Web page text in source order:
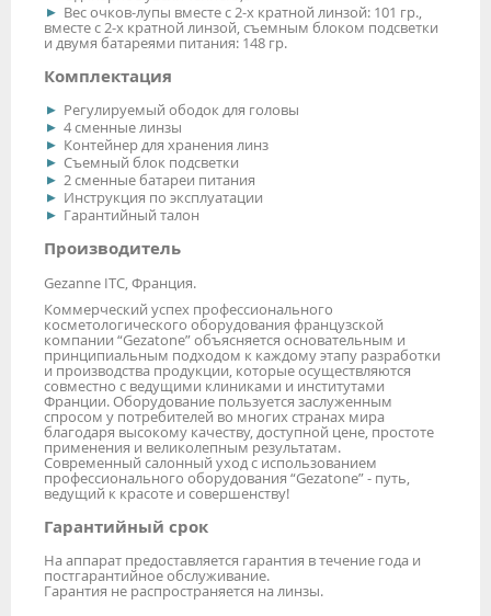
Вес очков-лупы вместе с 2-х кратной линзой: 101 гр.,
вместе с 2-х кратной линзой, съемным блоком подсветки
и двумя батареями питания: 148 гр.
Комплектация
Регулируемый ободок для головы
4 сменные линзы
Контейнер для хранения линз
Съемный блок подсветки
2 сменные батареи питания
Инструкция по эксплуатации
Гарантийный талон
Производитель
Gezanne ITC, Франция.
Коммерческий успех профессионального
косметологического оборудования французской
компании “Gezatone” объясняется основательным и
принципиальным подходом к каждому этапу разработки
и производства продукции, которые осуществляются
совместно с ведущими клиниками и институтами
Франции. Оборудование пользуется заслуженным
спросом у потребителей во многих странах мира
благодаря высокому качеству, доступной цене, простоте
применения и великолепным результатам.
Современный салонный уход с использованием
профессионального оборудования “Gezatone” - путь,
ведущий к красоте и совершенству!
Гарантийный срок
На аппарат предоставляется гарантия в течение года и
постгарантийное обслуживание.
Гарантия не распространяется на линзы.